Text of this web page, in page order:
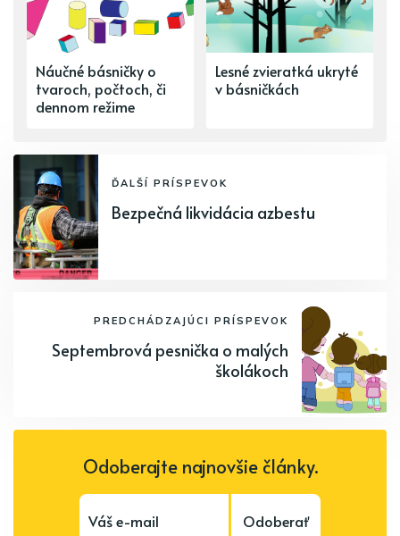
Náučné básničky o
tvaroch, počtoch, či
dennom režime
Lesné zvieratká ukryté
v básničkách
ĎALŠÍ PRÍSPEVOK
Bezpečná likvidácia azbestu
PREDCHÁDZAJÚCI PRÍSPEVOK
Septembrová pesnička o malých
školákoch
Odoberajte najnovšie články.
Odoberať